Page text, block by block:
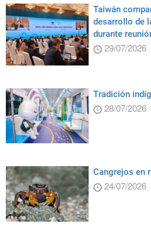
Taiwán
desarrollo de
durante
29/07/2026
Tradición
28/07/2026
Cangrejos en
24/07/2026